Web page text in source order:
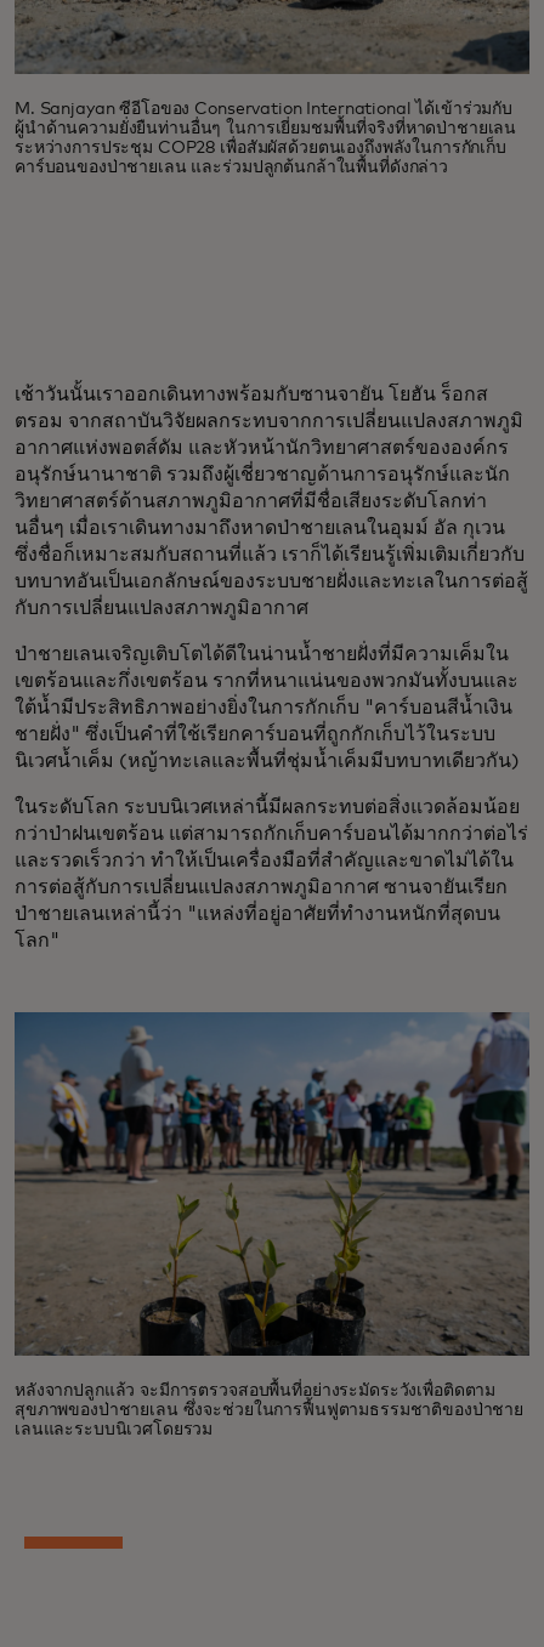
M. Sanjayan ซีอีโอของ Conservation International ได้เข้าร่วมกับ
ผู้นำด้านความยั่งยืนท่านอื่นๆ ในการเยี่ยมชมพื้นที่จริงที่หาดป่าชายเลน
ระหว่างการประชุม COP28 เพื่อสัมผัสด้วยตนเองถึงพลังในการกักเก็บ
คาร์บอนของป่าชายเลน และร่วมปลูกต้นกล้าในพื้นที่ดังกล่าว
เช้าวันนั้นเราออกเดินทางพร้อมกับซานจายัน โยฮัน ร็อกส
ตรอม จากสถาบันวิจัยผลกระทบจากการเปลี่ยนแปลงสภาพภูมิ
อากาศแห่งพอตส์ดัม และหัวหน้านักวิทยาศาสตร์ขององค์กร
อนุรักษ์นานาชาติ รวมถึงผู้เชี่ยวชาญด้านการอนุรักษ์และนัก
วิทยาศาสตร์ด้านสภาพภูมิอากาศที่มีชื่อเสียงระดับโลกท่า
นอื่นๆ เมื่อเราเดินทางมาถึงหาดป่าชายเลนในอุมม์ อัล กุเวน
ซึ่งชื่อก็เหมาะสมกับสถานที่แล้ว เราก็ได้เรียนรู้เพิ่มเติมเกี่ยวกับ
บทบาทอันเป็นเอกลักษณ์ของระบบชายฝั่งและทะเลในการต่อสู้
กับการเปลี่ยนแปลงสภาพภูมิอากาศ
ป่าชายเลนเจริญเติบโตได้ดีในน่านน้ำชายฝั่งที่มีความเค็มใน
เขตร้อนและกึ่งเขตร้อน รากที่หนาแน่นของพวกมันทั้งบนและ
ใต้น้ำมีประสิทธิภาพอย่างยิ่งในการกักเก็บ "คาร์บอนสีน้ำเงิน
ชายฝั่ง" ซึ่งเป็นคำที่ใช้เรียกคาร์บอนที่ถูกกักเก็บไว้ในระบบ
นิเวศน้ำเค็ม (หญ้าทะเลและพื้นที่ชุ่มน้ำเค็มมีบทบาทเดียวกัน)
ในระดับโลก ระบบนิเวศเหล่านี้มีผลกระทบต่อสิ่งแวดล้อมน้อย
กว่าป่าฝนเขตร้อน แต่สามารถกักเก็บคาร์บอนได้มากกว่าต่อไร่
และรวดเร็วกว่า ทำให้เป็นเครื่องมือที่สำคัญและขาดไม่ได้ใน
การต่อสู้กับการเปลี่ยนแปลงสภาพภูมิอากาศ ซานจายันเรียก
ป่าชายเลนเหล่านี้ว่า "แหล่งที่อยู่อาศัยที่ทำงานหนักที่สุดบน
โลก"
หลังจากปลูกแล้ว จะมีการตรวจสอบพื้นที่อย่างระมัดระวังเพื่อติดตาม
สุขภาพของป่าชายเลน ซึ่งจะช่วยในการฟื้นฟูตามธรรมชาติของป่าชาย
เลนและระบบนิเวศโดยรวม